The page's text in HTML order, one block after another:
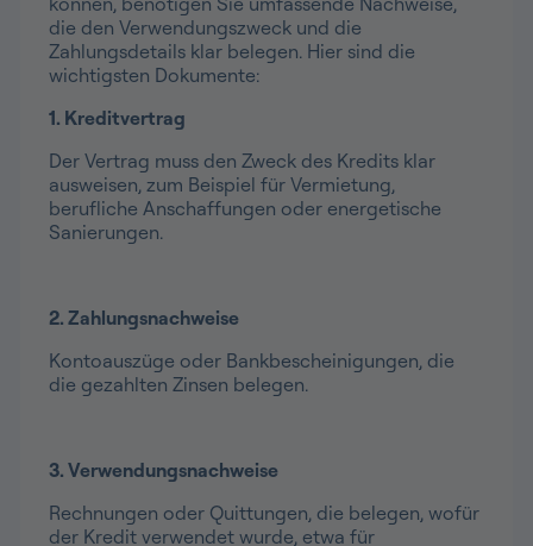
die den Verwendungszweck und die
Zahlungsdetails klar belegen. Hier sind die
wichtigsten Dokumente:
1. Kreditvertrag
Der Vertrag muss den Zweck des Kredits klar
ausweisen, zum Beispiel für Vermietung,
berufliche Anschaffungen oder energetische
Sanierungen.
2. Zahlungsnachweise
Kontoauszüge oder Bankbescheinigungen, die
die gezahlten Zinsen belegen.
3. Verwendungsnachweise
Rechnungen oder Quittungen, die belegen, wofür
der Kredit verwendet wurde, etwa für